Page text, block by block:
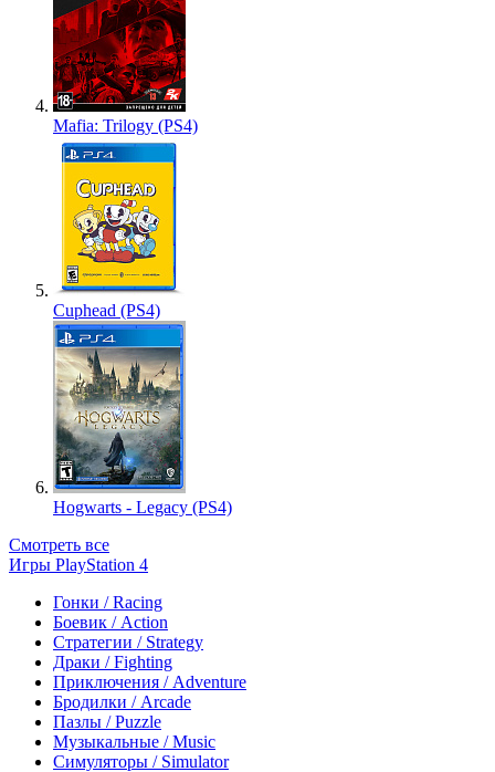
Mafia: Trilogy (PS4)
Cuphead (PS4)
Hogwarts - Legacy (PS4)
Смотреть все
Игры PlayStation 4
Гонки / Racing
Боевик / Action
Стратегии / Strategy
Драки / Fighting
Приключения / Adventure
Бродилки / Arcade
Пазлы / Puzzle
Музыкальные / Music
Симуляторы / Simulator